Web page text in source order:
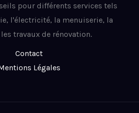
pour différents services tels
l'électricité, la menuiserie, la
travaux de rénovation.
Contact
Légales